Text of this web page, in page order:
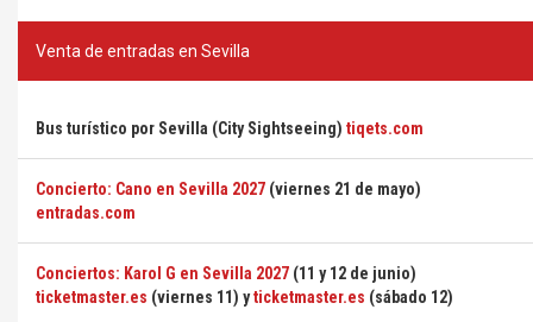
Venta de entradas en Sevilla
Bus turístico por Sevilla (City Sightseeing) tiqets.com
Concierto: Cano en Sevilla 2027 (viernes 21 de mayo)
entradas.com
Conciertos: Karol G en Sevilla 2027 (11 y 12 de junio)
ticketmaster.es (viernes 11) yticketmaster.es (sábado 12)